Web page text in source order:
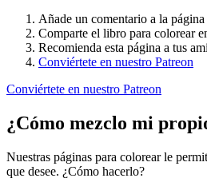
Añade un comentario a la página
Comparte el libro para colorear
Recomienda esta página a tus
Conviértete en nuestro Patreon
Conviértete en nuestro Patreon
¿Cómo mezclo mi
Nuestras páginas para colorear le
que desee. ¿Cómo hacerlo?